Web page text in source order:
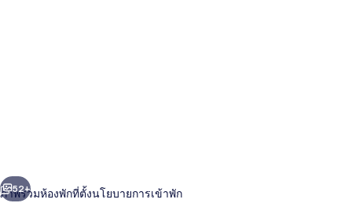
แรนด์,
า
ถัดไป
52+
ภาพรวมห้องพักที่ตั้งนโยบายการเข้าพัก